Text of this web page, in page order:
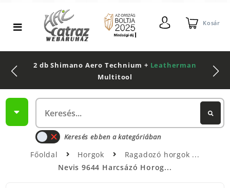
Kosár
2 db Shimano Aero Technium + Leatherman
Multitool
Keresés ebben a kategóriában
Főoldal Horgok
Ragadozó horgok
Nevis 9644 Harcsázó Horog...